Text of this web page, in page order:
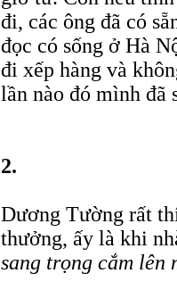
đi, các ông đã có
đọc có sống ở Hà
đi xếp hàng và
lần nào đó mình đã
2.
Dương Tường rất
thưởng, ấy là khi
sang trọng cắm lên